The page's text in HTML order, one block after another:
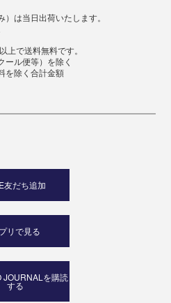
めの配慮です。
ニイガタIDSデザインコンペ
。海外へのお土産としても喜
は当日出荷いたします。
上で送料無料です。
ル便等）を除く
を除く合計金額
友だち追加
リで見る
JOURNALを購読
する